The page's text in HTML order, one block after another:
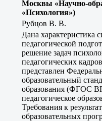
Москвы «Научно-
«Психология»)
Рубцов В. В.
Дана характеристика
педагогической
решение задач
педагогических
представлен
образовательный
образования (ФГОС
педагогическое
Требования к
образовательных